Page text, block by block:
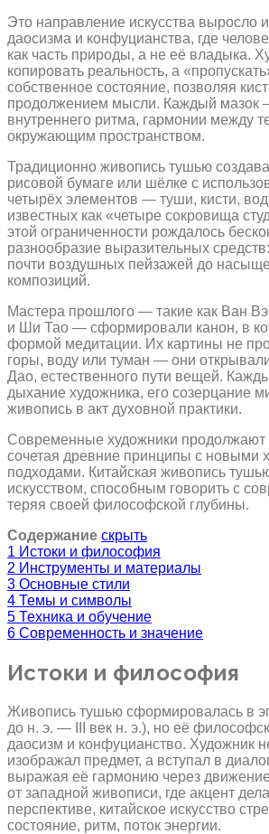
Это направление искусства выросло
даосизма и конфуцианства, где
как часть природы, а не её владыка.
копировать реальность, а
собственное состояние, позволяя
продолжением мысли. Каждый мазок
внутреннего ритма, гармонии между
окружающим пространством.
Традиционно живопись тушью
рисовой бумаге или шёлке с
четырёх элементов — туши, кисти,
известных как «четыре сокровища
этой ограниченности рождалось
разнообразие выразительных
почти воздушных пейзажей до
композиций.
Мастера прошлого — такие как Ван
и Ши Тао — сформировали канон, в
формой медитации. Их картины не
горы, воду или туман — они
Дао, естественного пути вещей.
дыхание художника, его созерцание
живопись в акт духовной практики.
Современные художники продолжают
сочетая древние принципы с новыми
подходами. Китайская живопись
искусством, способным говорить с
теряя своей философской глубины.
Содержание скрыть
1 Истоки и философия
2 Инструменты и материалы
3 Основные стили
4 Темы и символы
5 Техника и обучение
6 Современность и значение
Истоки и философия
Живопись тушью сформировалась в
до н. э. — III век н. э.), но её
даосизм и конфуцианство. Художник
изображал предмет, а вступал в
выражая её гармонию через
от западной живописи, где акцент
перспективе, китайское искусство
состояние, ритм, поток энергии.